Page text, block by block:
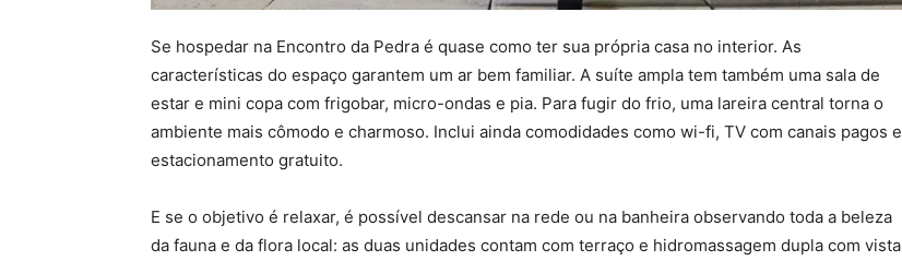
Se hospedar na Encontro da Pedra é quase como ter sua própria casa no interior. As
características do espaço garantem um ar bem familiar. A suíte ampla tem também uma sala de
estar e mini copa com frigobar, micro-ondas e pia. Para fugir do frio, uma lareira central torna o
ambiente mais cômodo e charmoso. Inclui ainda comodidades como wi-fi, TV com canais pagos e
estacionamento gratuito.
E se o objetivo é relaxar, é possível descansar na rede ou na banheira observando toda a beleza
da fauna e da flora local: as duas unidades contam com terraço e hidromassagem dupla com vista